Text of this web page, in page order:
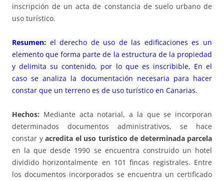
inscripción de un acta de constancia de suelo urbano de
uso turístico.
Resumen: el derecho de uso de las edificaciones es un
elemento que forma parte de la estructura de la propiedad
y delimita su contenido, por lo que es inscribible, En el
caso se analiza la documentación necesaria para hacer
constar que un terreno es de uso turístico en Canarias.
Hechos: Mediante acta notarial, a la que se incorporan
determinados documentos administrativos, se hace
constar y acredita el uso turístico de determinada parcela
en la que desde 1990 se encuentra construido un hotel
dividido horizontalmente en 101 fincas registrales. Entre
los documentos incorporados se encuentra un certificado